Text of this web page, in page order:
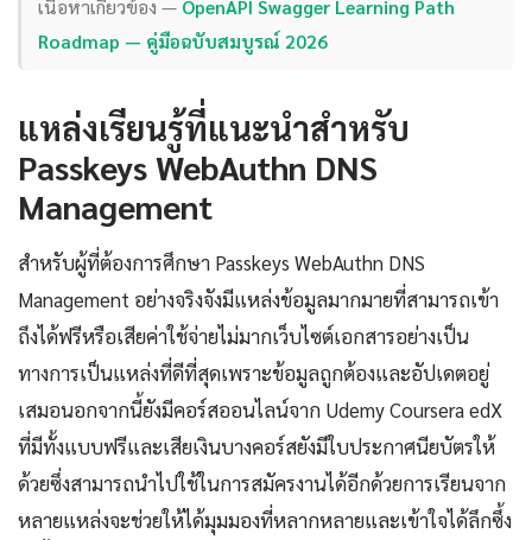
เนื้อหาเกี่ยวข้อง — OpenAPI Swagger Learning Path
Roadmap — คู่มือฉบับสมบูรณ์ 2026
แหล่งเรียนรู้ที่แนะนำสำหรับ
Passkeys WebAuthn DNS
Management
สำหรับผู้ที่ต้องการศึกษา Passkeys WebAuthn DNS
Management อย่างจริงจังมีแหล่งข้อมูลมากมายที่สามารถเข้า
ถึงได้ฟรีหรือเสียค่าใช้จ่ายไม่มากเว็บไซต์เอกสารอย่างเป็น
ทางการเป็นแหล่งที่ดีที่สุดเพราะข้อมูลถูกต้องและอัปเดตอยู่
เสมอนอกจากนี้ยังมีคอร์สออนไลน์จาก Udemy Coursera edX
ที่มีทั้งแบบฟรีและเสียเงินบางคอร์สยังมีใบประกาศนียบัตรให้
ด้วยซึ่งสามารถนำไปใช้ในการสมัครงานได้อีกด้วยการเรียนจาก
หลายแหล่งจะช่วยให้ได้มุมมองที่หลากหลายและเข้าใจได้ลึกซึ้ง